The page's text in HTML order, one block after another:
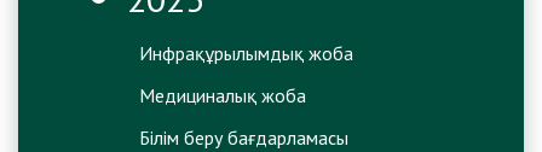
Инфрақұрылымдық жоба
Медициналық жоба
Білім беру бағдарламасы